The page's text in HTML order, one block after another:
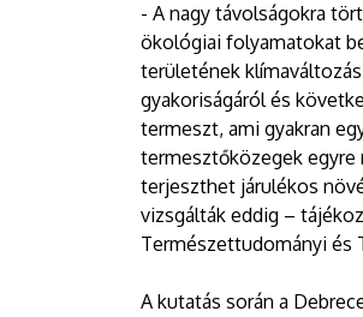
- A nagy távolságokra
ökológiai folyamatokat
területének
gyakoriságáról és
termeszt, ami gyakran
termesztőközegek egyre
terjeszthet járulékos
vizsgálták eddig –
Természettudományi és
A kutatás során a